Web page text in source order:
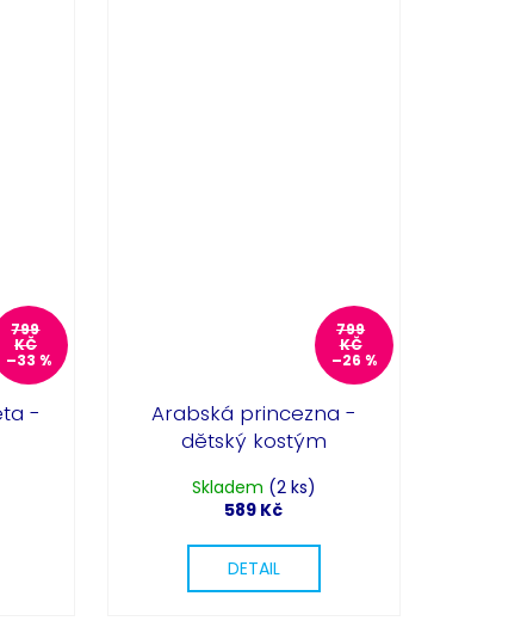
799
KČ
–33 %
-
799
KČ
–26 %
Arabská princezna -
dětský kostým
Skladem (2 ks)
589 Kč
DETAIL